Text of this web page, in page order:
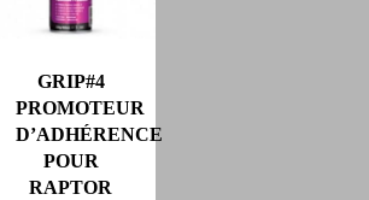
GRIP#4
PROMOTEUR
D’ADHÉRENCE
POUR
RAPTOR